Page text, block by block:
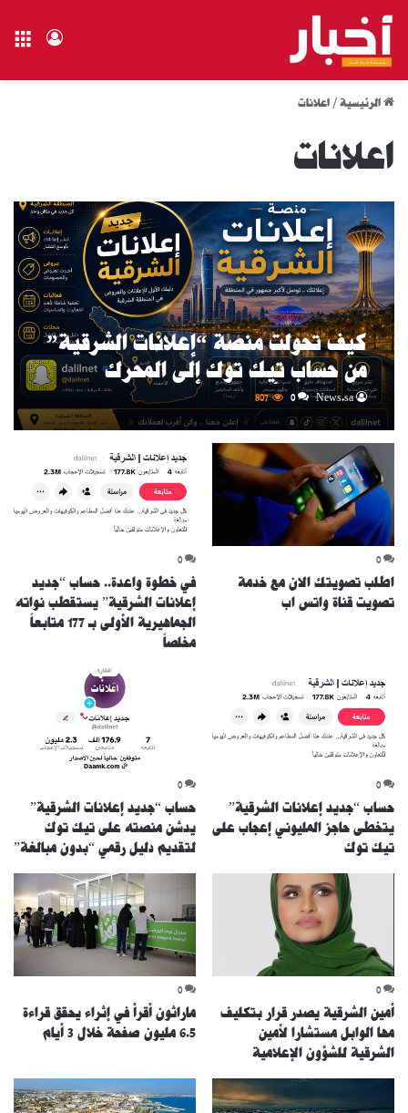
تسجيل
الرئيسية / اعلانات
اعلانات
كيف تحولت منصة “إعلانات الشرقية”
من حساب تيك توك إلى المحرك
الإعلاني الأبرز بالمنطقة؟
News.sa
0
807
0
اطلب تصويتك الان مع خدمة
تصويت قناة واتس اب
0
في خطوة واعدة.. حساب “جديد
إعلانات الشرقية” يستقطب نواته
الجماهيرية الأولى بـ 177 متابعاً
مخلصاً
0
حساب “جديد إعلانات الشرقية”
يتخطى حاجز المليوني إعجاب على
تيك توك
0
حساب “جديد إعلانات الشرقية”
يدشن منصته على تيك توك
لتقديم دليل رقمي “بدون مبالغة”
0
أمين الشرقية يصدر قرار بتكليف
مها الوابل مستشارا لأمين
الشرقية للشؤون الإعلامية
0
ماراثون أقرأ في إثراء يحقق قراءة
6.5 مليون صفحة خلال 3 أيام